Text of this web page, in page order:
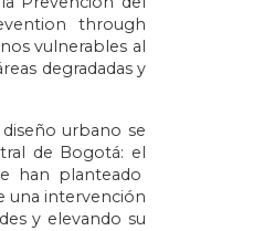
through
vulnerables al
degradadas y
urbano se
de Bogotá: el
han planteado
una intervención
y elevando su